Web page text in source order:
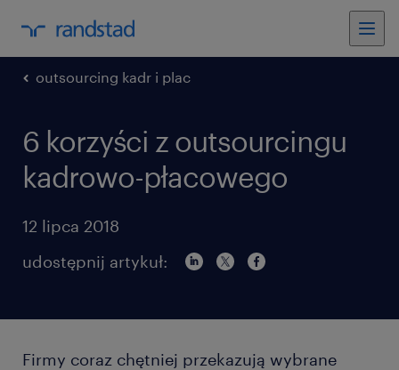
outsourcing kadr i plac
6 korzyści z outsourcingu
kadrowo-płacowego
12 lipca 2018
udostępnij artykuł:
Firmy coraz chętniej przekazują wybrane